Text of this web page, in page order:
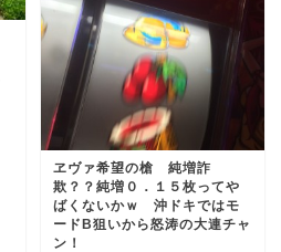
ヱヴァ希望の槍 純増詐
欺？？純増０．１５枚ってや
ばくないかｗ 沖ドキではモ
ードB狙いから怒涛の大連チャ
ン！